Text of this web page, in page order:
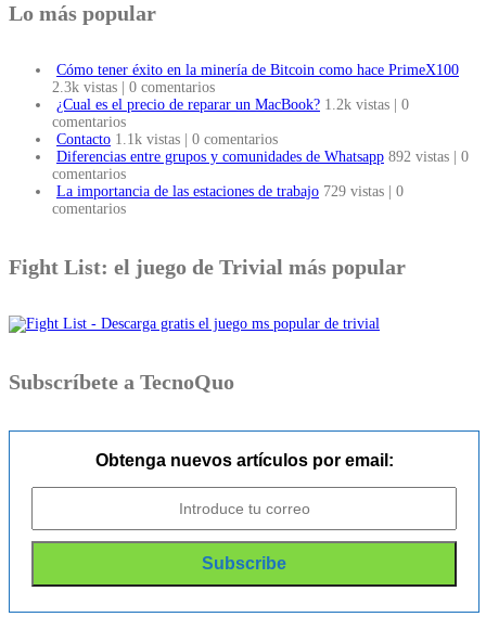
Lo más popular
Cómo tener éxito en la minería de Bitcoin como hace PrimeX100
2.3k vistas
0 comentarios
¿Cual es el precio de reparar un MacBook? 1.2k vistas
0
comentarios
Contacto 1.1k vistas
0 comentarios
Diferencias entre grupos y comunidades de Whatsapp 892 vistas
0
comentarios
La importancia de las estaciones de trabajo 729 vistas
0
comentarios
Fight List: el juego de Trivial más popular
Subscríbete a TecnoQuo
Obtenga nuevos artículos por email: